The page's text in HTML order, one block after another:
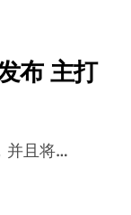
布 主打
并且将…